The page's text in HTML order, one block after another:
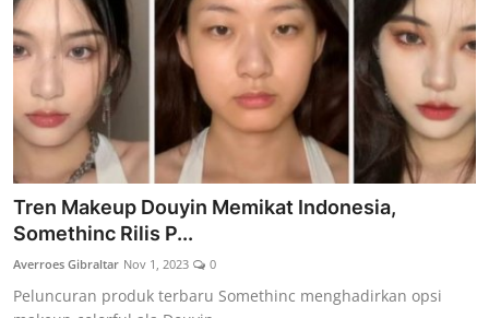
Tren Makeup Douyin Memikat Indonesia,
Somethinc Rilis P...
Averroes Gibraltar Nov 1, 2023 0
Peluncuran produk terbaru Somethinc menghadirkan opsi